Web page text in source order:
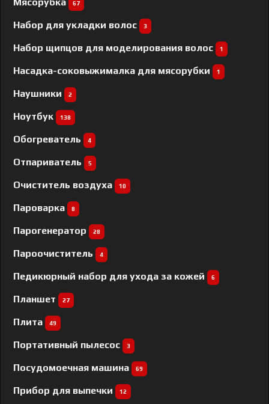
67
Набор для укладки волос 3
Набор щипцов для моделирования волос 1
Насадка-соковыжималка для мясорубки 1
Наушники 2
Ноутбук 138
Обогреватель 4
Отпариватель 5
Очиститель воздуха 10
Пароварка 8
Парогенератор 28
Пароочиститель 4
Педикюрный набор для ухода за кожей 6
Планшет 27
Плита 49
Портативный пылесос 3
Посудомоечная машина 69
Прибор для выпечки 12